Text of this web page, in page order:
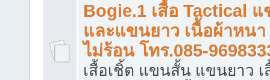
Bogie.1 เสื้อ Tactical
และแขนยาว เนื้อผ้าหนา
ไม่ร้อน โทร.085-
เสื้อเชิ้ต แขนสั้น แขนยาว เ